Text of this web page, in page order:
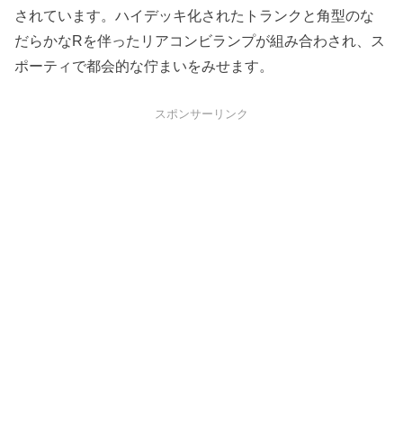
されています。ハイデッキ化されたトランクと角型のな
だらかなRを伴ったリアコンビランプが組み合わされ、ス
ポーティで都会的な佇まいをみせます。
スポンサーリンク